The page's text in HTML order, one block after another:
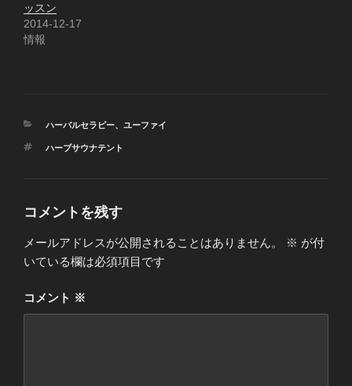
ッスン
2014-12-17
情報
カ
ゴ
ハーバルセラピー、 ユーファイ
タ
ハーブサウナテント
コメントを残す
メールアドレスが公開されることはありません。 ※ が付
いている欄は必須項目です
コメント ※